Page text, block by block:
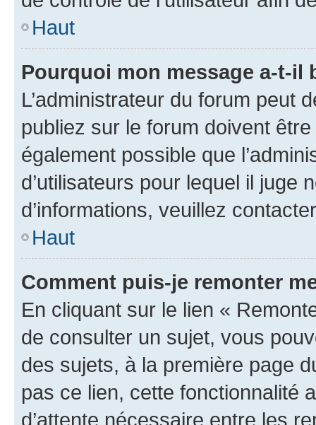
Haut
Pourquoi mon message a-t-il
L’administrateur du forum peut
publiez sur le forum doivent
également possible que
d’utilisateurs pour lequel il juge
d’informations, veuillez
Haut
Comment puis-je remonter
En cliquant sur le lien «
de consulter un sujet, vous
des sujets, à la première page
pas ce lien, cette fonctionnalité
d’attente nécessaire entre les